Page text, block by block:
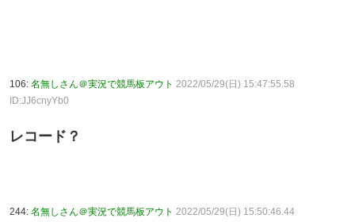
106: 名無しさん＠実況で競馬板アウト 2022/05/29(日) 15:47:55.58
ID:JJ6cnyYb0
レコード？
244: 名無しさん＠実況で競馬板アウト 2022/05/29(日) 15:50:46.44